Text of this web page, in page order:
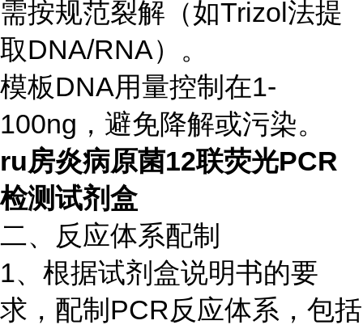
需按规范裂解（如Trizol法提
取DNA/RNA）。
模板DNA用量控制在1-
100ng，避免降解或污染。
ru房炎病原菌12联荧光PCR
检测试剂盒
二、反应体系配制
1、根据试剂盒说明书的要
求，配制PCR反应体系，包括